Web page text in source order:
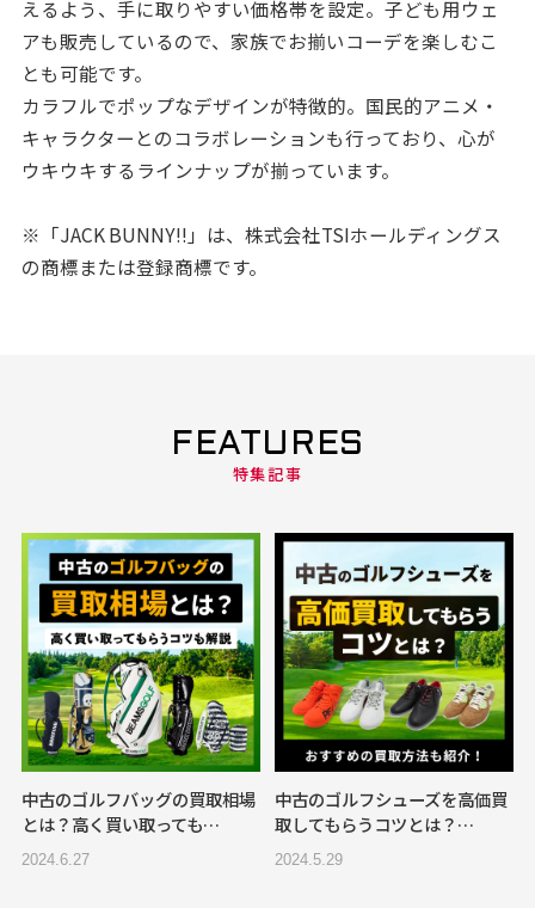
えるよう、手に取りやすい価格帯を設定。子ども用ウェ
アも販売しているので、家族でお揃いコーデを楽しむこ
とも可能です。
カラフルでポップなデザインが特徴的。国民的アニメ・
キャラクターとのコラボレーションも行っており、心が
ウキウキするラインナップが揃っています。
※「JACK BUNNY!!」は、株式会社TSIホールディングス
の商標または登録商標です。
FEATURES
特集記事
中古のゴルフバッグの買取相場
とは？高く買い取っても…
2024.6.27
中古のゴルフシューズを高価買
取してもらうコツとは？…
2024.5.29